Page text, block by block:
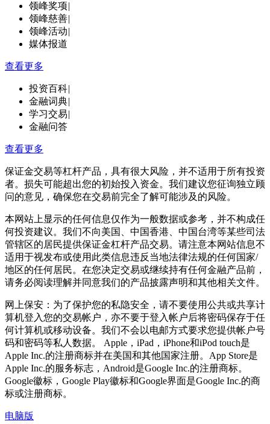
领峰奖项|
领峰慈善|
领峰活动|
媒体报道
查看更多
投资百科|
金融词典|
学习交易|
金融问答
查看更多
保证金交易等杠杆产品，具有很大风险，并不适用于所有投资
者。损失可能超出您的初始投入资金。我们建议您征询独立顾
问的意见，确保您在交易前完全了解可能涉及的风险。
本网站上显示的任何信息仅作为一般数据或参考，并不构成任
何投资建议。我们不向美国、中国香港、中国台湾等某些司法
管辖区的居民提供保证金杠杆产品交易。请注意本网站信息不
适用于视发布或使用此类信息违反当地法律法规的任何国家/
地区的任何居民。在您决定交易或继续持有任何金融产品前，
请务必阅读理解并同意我们的产品披露声明和其他相关文件。
网上保安：为了保护您的私隐安全，请不要使用公共或共享计
算机登入您的交易帐户，亦不要于登入帐户后将密码保存于任
何计算机或移动设备。我们不会以电邮方式要求您提供帐户号
码和密码等私人数据。 Apple，iPad，iPhone和iPod touch是
Apple Inc.的注册商标并在美国和其他国家注册。App Store是
Apple Inc.的服务标志，Android是Google Inc.的注册商标。
Google徽标，Google Play徽标和Google界面是Google Inc.的商
标或注册商标。
电脑版